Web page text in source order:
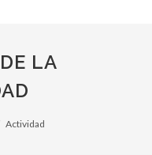
LA
Actividad